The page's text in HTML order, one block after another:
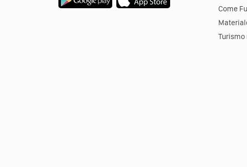
Come
Turismo